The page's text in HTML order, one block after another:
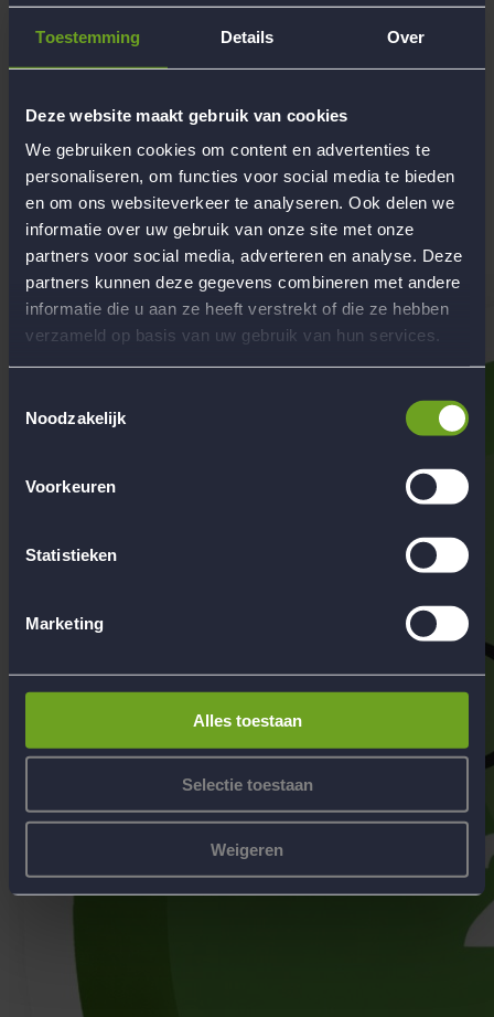
Toestemming Details Over
Deze website maakt gebruik van cookies
We gebruiken cookies om content en advertenties te
personaliseren, om functies voor social media te bieden
en om ons websiteverkeer te analyseren. Ook delen we
informatie over uw gebruik van onze site met onze
partners voor social media, adverteren en analyse. Deze
partners kunnen deze gegevens combineren met andere
informatie die u aan ze heeft verstrekt of die ze hebben
verzameld op basis van uw gebruik van hun services.
Noodzakelijk
Voorkeuren
Statistieken
Marketing
Alles toestaan
Selectie toestaan
Weigeren
12-Daagse reis naar wonderlijk Wales, Groot-Brittannië, 12-
Daagse strandreis naar het bruisende Marbella Spanje, 12-
Persoonlijke reiservaring
Begeleiding
Werken bij Flow Reizen
Hoofdkantoor Flow Reizen
Contact